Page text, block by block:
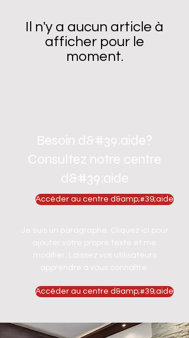
Il n'y a aucun article à
afficher pour le
moment.
Besoin d&#39;aide?
Consultez notre centre
d&#39;aide
Accéder au centre d&amp;#39;aide
Je suis un paragraphe. Cliquez ici pour
ajouter votre propre texte et me
modifier. Laissez vos utilisateurs
apprendre à vous connaître.
Accéder au centre d&amp;#39;aide